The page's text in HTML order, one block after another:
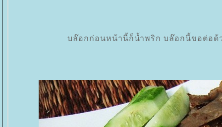
บล๊อกก่อนหน้านี้ก็น้ำพริก บล๊อกนี้ขอต่อด้